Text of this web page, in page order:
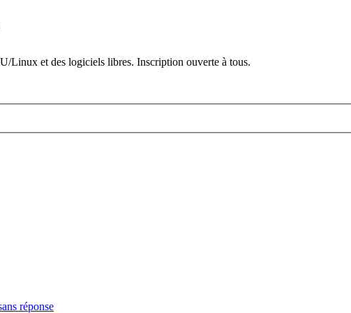
Linux et des logiciels libres. Inscription ouverte à tous.
réponse